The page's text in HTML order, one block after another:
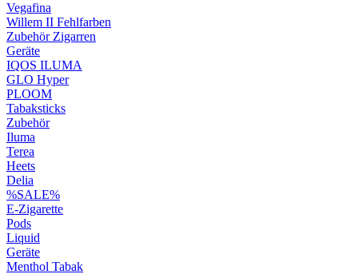
Vegafina
Willem II Fehlfarben
Zubehör Zigarren
Geräte
IQOS ILUMA
GLO Hyper
PLOOM
Tabaksticks
Zubehör
Iluma
Terea
Heets
Delia
%SALE%
E-Zigarette
Pods
Liquid
Geräte
Menthol Tabak